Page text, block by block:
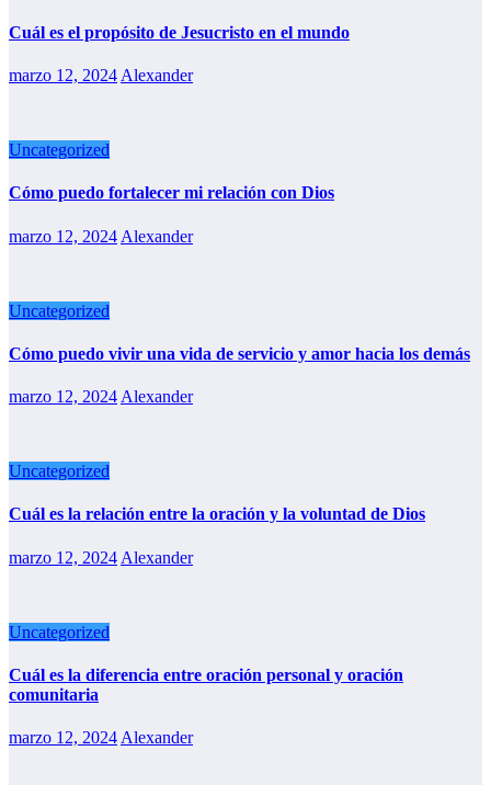
Cuál es el propósito de Jesucristo en el mundo
marzo 12, 2024 Alexander
Uncategorized
Cómo puedo fortalecer mi relación con Dios
marzo 12, 2024 Alexander
Uncategorized
Cómo puedo vivir una vida de servicio y amor hacia los demás
marzo 12, 2024 Alexander
Uncategorized
Cuál es la relación entre la oración y la voluntad de Dios
marzo 12, 2024 Alexander
Uncategorized
Cuál es la diferencia entre oración personal y oración
comunitaria
marzo 12, 2024 Alexander